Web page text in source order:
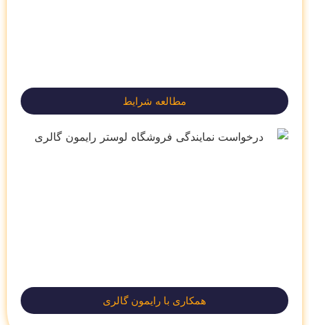
مطالعه شرایط
همکاری با رایمون گالری